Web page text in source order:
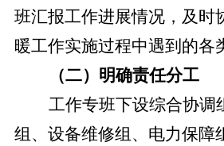
班汇报工作进展情况，及时
暖工作实施过程中遇到的各
（二）明确责任分工
工作专班下设综合协调
组、设备维修组、电力保障